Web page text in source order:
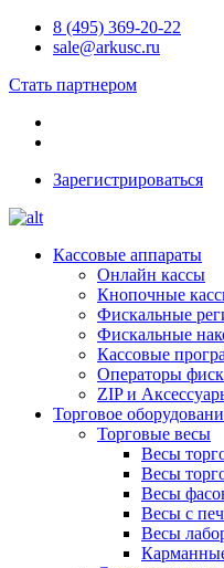
8 (495) 369-20-22
sale@arkusc.ru
Стать партнером
Зарегистрироваться
Кассовые аппараты
Онлайн кассы
Кнопочные
Фискальные
Фискальные
Кассовые
Операторы
ZIP и
Торговое
Торговые весы
Весы
Весы
Весы
Весы с
Весы